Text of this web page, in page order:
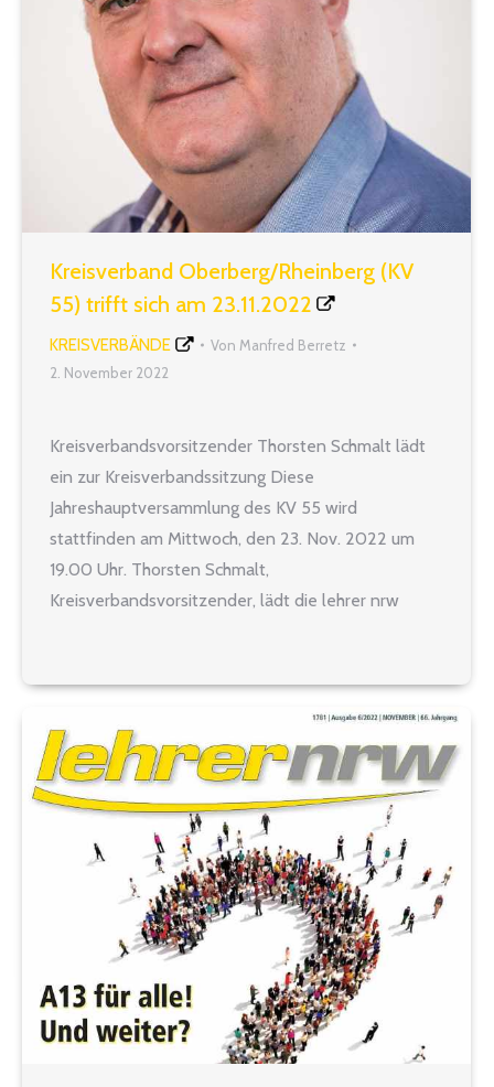
Kreisverband Oberberg/Rheinberg (KV
55) trifft sich am 23.11.2022
KREISVERBÄNDE Von Manfred Berretz
2. November 2022
Kreisverbandsvorsitzender Thorsten Schmalt lädt
ein zur Kreisverbandssitzung Diese
Jahreshauptversammlung des KV 55 wird
stattfinden am Mittwoch, den 23. Nov. 2022 um
19.00 Uhr. Thorsten Schmalt,
Kreisverbandsvorsitzender, lädt die lehrer nrw
23.11.2022, 19.00 Uhr im Landhotel Napoleon
Lamsfuß 12 51688 Wipperfürth (direkt an der B506)
ein.…